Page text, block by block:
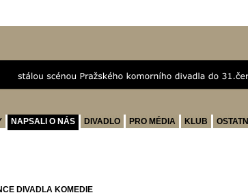
NAPSALI O NÁS DIVADLO PRO MÉDIA KLUB
OSTATNÍ
DIVADLA KOMEDIE